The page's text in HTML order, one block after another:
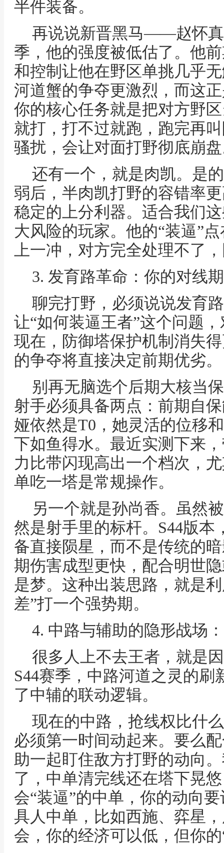
半件装备。
再说说新晋黑马——赵怀
季，他的强度被低估了。他
和控制让他在野区单挑几乎
河道蟹的争夺更激烈，而这
你的核心任务就是把对方野
就打，打不过就跑，跑完再
骚扰，会让对面打野彻底崩
还有一个，就是肉凯。是
弱后，半肉凯打野的容错率
稳定的上分利器。适合我们
大风险的玩家。他的“装逼”
上一冲，对方完全处理不了
3. 发育路革命：你的对线
聊完打野，必须说说发育
让“如何装逼王者”这个问题
现在，防御塔保护机制消失
的争夺将直接决定前期优劣。
别再无脑选个后期大核当
射手必须具备两点：前期自
娅依然是T0，她灵活的位移
下如鱼得水。最近实测下来
力比带闪现高出一个档次，
单吃一塔是常规操作。
另一个就是孙尚香。虽然
然是射手里的标杆。S44版
备直接陨星，而不是传统的
期伤害成型更快，配合明世
是梦。这种出装思路，就是
差”打一个强势期。
4. 中路与辅助的隐形战场
很多人上不去王者，就是
S44赛季，中路河道之灵的
了中辅的联动逻辑。
现在的中路，抢线权比什
必须第一时间动起来。要么
助一起盯住敌方打野的动向
了，中单清完线还在塔下晃
会“装逼”的中单，你的动向
具人中单，比如西施、弈星
会，你的经济可以低，但你